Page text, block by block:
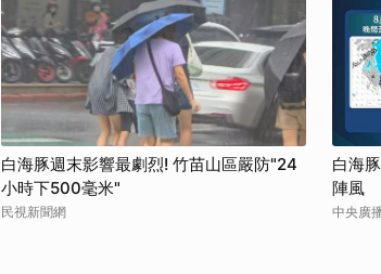
白海豚週末影響最劇烈! 竹苗山區嚴防"24
小時下500毫米"
民視新聞網
白海
陣風
中央廣
取消